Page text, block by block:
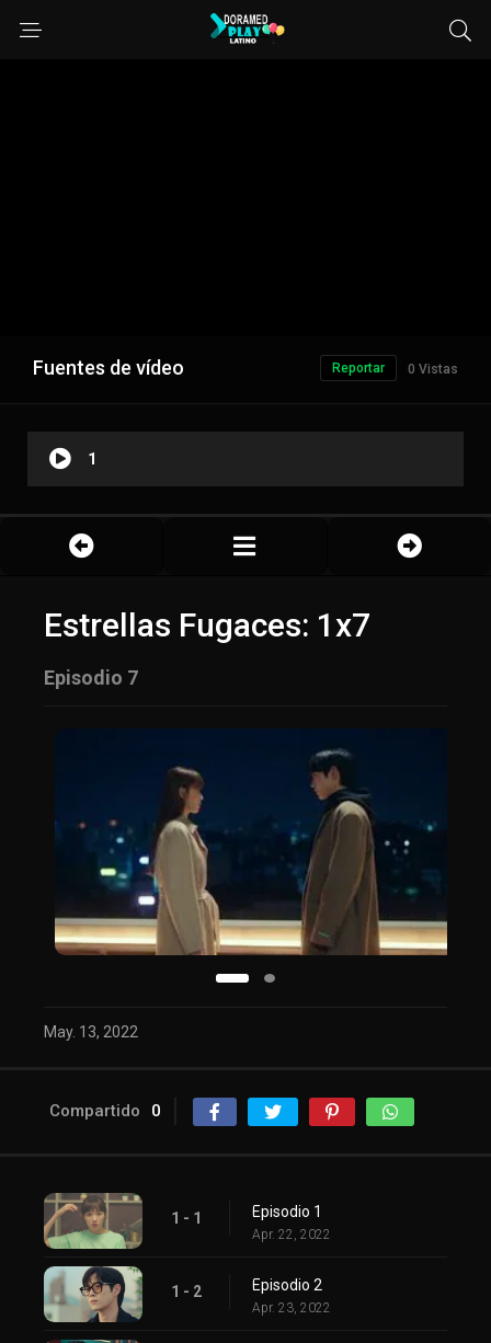
Fuentes de vídeo 0 Vistas
Reportar
1
Estrellas Fugaces: 1x7
Episodio 7
May. 13, 2022
Compartido 0
1 - 1 Episodio 1
Apr. 22, 2022
1 - 2 Episodio 2
Apr. 23, 2022